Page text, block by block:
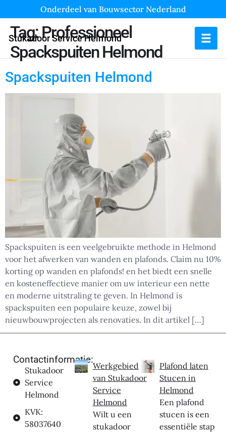
Onderdeel van Bouwsector Nederland
Stukadoor Service Helmond
Tag:Professioneel
Spackspuiten Helmond
Spackspuiten Helmond
Spackspuiten is een veelgebruikte methode in Helmond
voor het afwerken van wanden en plafonds. Claim nu 10%
korting op wanden en plafonds! en het biedt een snelle
en kosteneffectieve manier om uw interieur een nette
en moderne uitstraling te geven. In Helmond is
spackspuiten een populaire keuze, zowel bij
nieuwbouwprojecten als renovaties. In dit artikel […]
Contactinformatie:
Stukadoor
Service
Helmond
KVK:
58037640
Werkgebied
van Stukadoor
Service
Helmond
Wilt u een
stukadoor
Plafond laten
Stucen in
Helmond
Een plafond
stucen is een
essentiële stap